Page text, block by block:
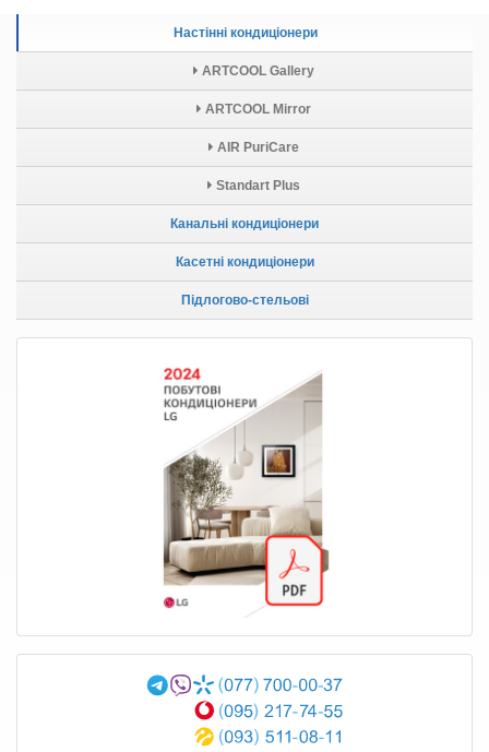
Настінні кондиціонери
ARTCOOL Gallery
ARTCOOL Mirror
AIR PuriCare
Standart Plus
Канальні кондиціонери
Касетні кондиціонери
Підлогово-стельові